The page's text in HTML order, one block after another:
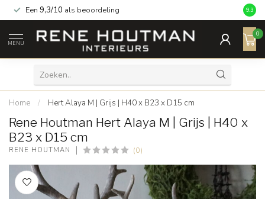
Een 9,3/10 als beoordeling 9.3
MENU
0
Home / Hert Alaya M | Grijs | H40 x B23 x D15 cm
Rene Houtman Hert Alaya M | Grijs | H40 x
B23 x D15 cm
RENE HOUTMAN (0)